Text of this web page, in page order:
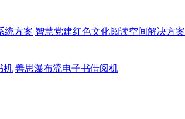
统方案 智慧党建红色文化阅读空间解决方案
机 善思瀑布流电子书借阅机